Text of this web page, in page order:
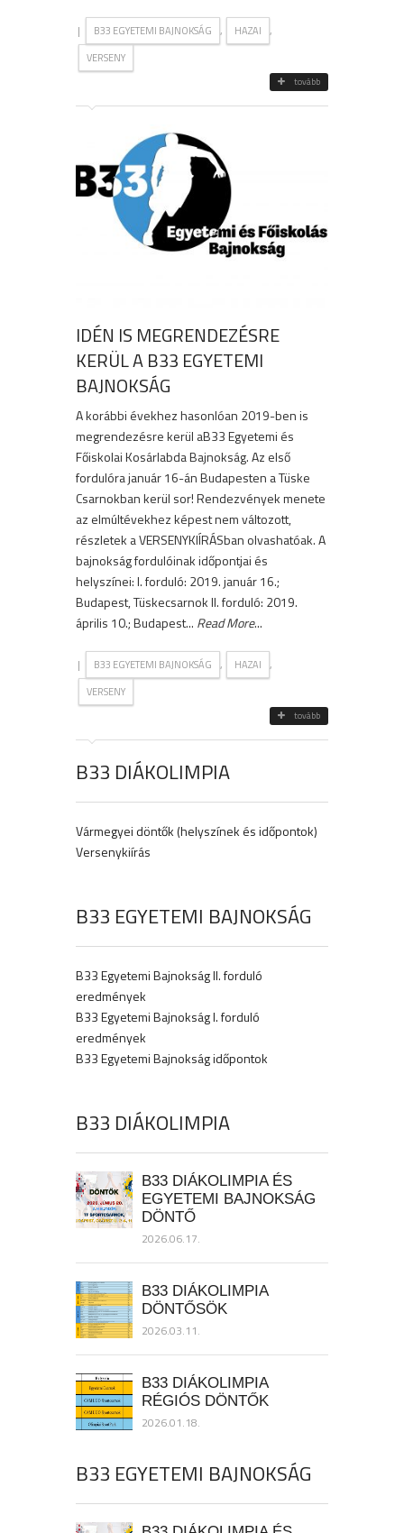
| B33 EGYETEMI BAJNOKSÁG , HAZAI ,
VERSENY
tovább
IDÉN IS MEGRENDEZÉSRE
KERÜL A B33 EGYETEMI
BAJNOKSÁG
A korábbi évekhez hasonlóan 2019-ben is
megrendezésre kerül aB33 Egyetemi és
Főiskolai Kosárlabda Bajnokság. Az első
fordulóra január 16-án Budapesten a Tüske
Csarnokban kerül sor! Rendezvények menete
az elmúltévekhez képest nem változott,
részletek a VERSENYKIÍRÁSban olvashatóak. A
bajnokság fordulóinak időpontjai és
helyszínei: I. forduló: 2019. január 16.;
Budapest, Tüskecsarnok II. forduló: 2019.
április 10.; Budapest... Read More...
| B33 EGYETEMI BAJNOKSÁG , HAZAI ,
VERSENY
tovább
B33 DIÁKOLIMPIA
Vármegyei döntők (helyszínek és időpontok)
Versenykiírás
B33 EGYETEMI BAJNOKSÁG
B33 Egyetemi Bajnokság II. forduló
eredmények
B33 Egyetemi Bajnokság I. forduló
eredmények
B33 Egyetemi Bajnokság időpontok
B33 DIÁKOLIMPIA
B33 DIÁKOLIMPIA ÉS
EGYETEMI BAJNOKSÁG
DÖNTŐ
2026.06.17.
B33 DIÁKOLIMPIA
DÖNTŐSÖK
2026.03.11.
B33 DIÁKOLIMPIA
RÉGIÓS DÖNTŐK
2026.01.18.
B33 EGYETEMI BAJNOKSÁG